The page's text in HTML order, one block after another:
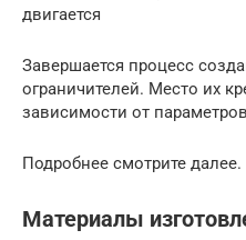
двигается
Завершается процесс
ограничителей. Место их
зависимости от
Подробнее смотрите далее.
Материалы